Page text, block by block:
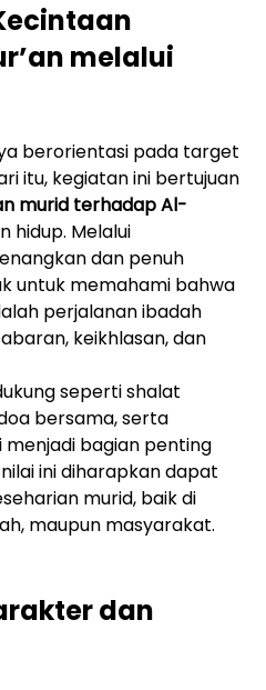
melalui
berorientasi pada target
itu, kegiatan ini bertujuan
murid terhadap Al-
hidup. Melalui
dan penuh
untuk memahami bahwa
perjalanan ibadah
keikhlasan, dan
seperti shalat
bersama, serta
bagian penting
ini diharapkan dapat
murid, baik di
maupun masyarakat.
dan